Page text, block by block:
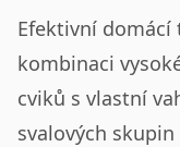
Efektivní domácí
kombinaci
cviků s vlastní
svalových